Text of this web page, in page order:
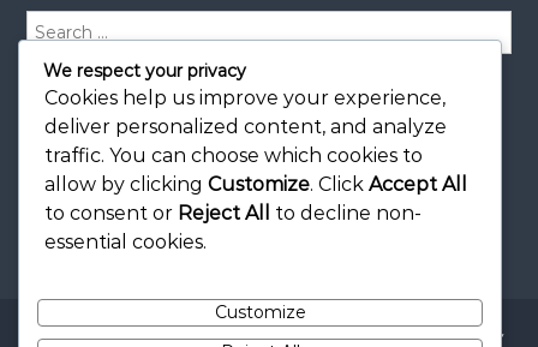
e
S
e
a
r
c
h
Copyright © 2026rae.com.ptAll rights reserved. Theme:Flash by
We respect your privacy
Cookies help us improve your experience,
deliver personalized content, and analyze
traffic. You can choose which cookies to
allow by clicking Customize. Click Accept All
to consent or Reject All
to decline non-
essential cookies.
Customize